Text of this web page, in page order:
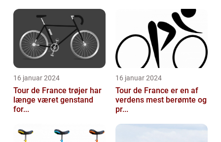
16 januar 2024
Tour de France trøjer har
længe været genstand
for...
16 januar 2024
Tour de France er en af
verdens mest berømte og
pr...